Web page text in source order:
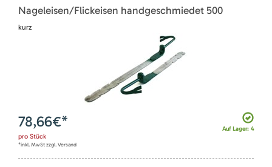
Nageleisen/Flickeisen handgeschmiedet 500
kurz
Auf Lager: 4
78,66€*
pro Stück
*inkl. MwSt zzgl. Versand